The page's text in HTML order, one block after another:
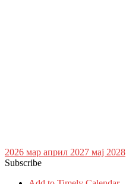
2026 мар април 2027 мај 2028
Subscribe